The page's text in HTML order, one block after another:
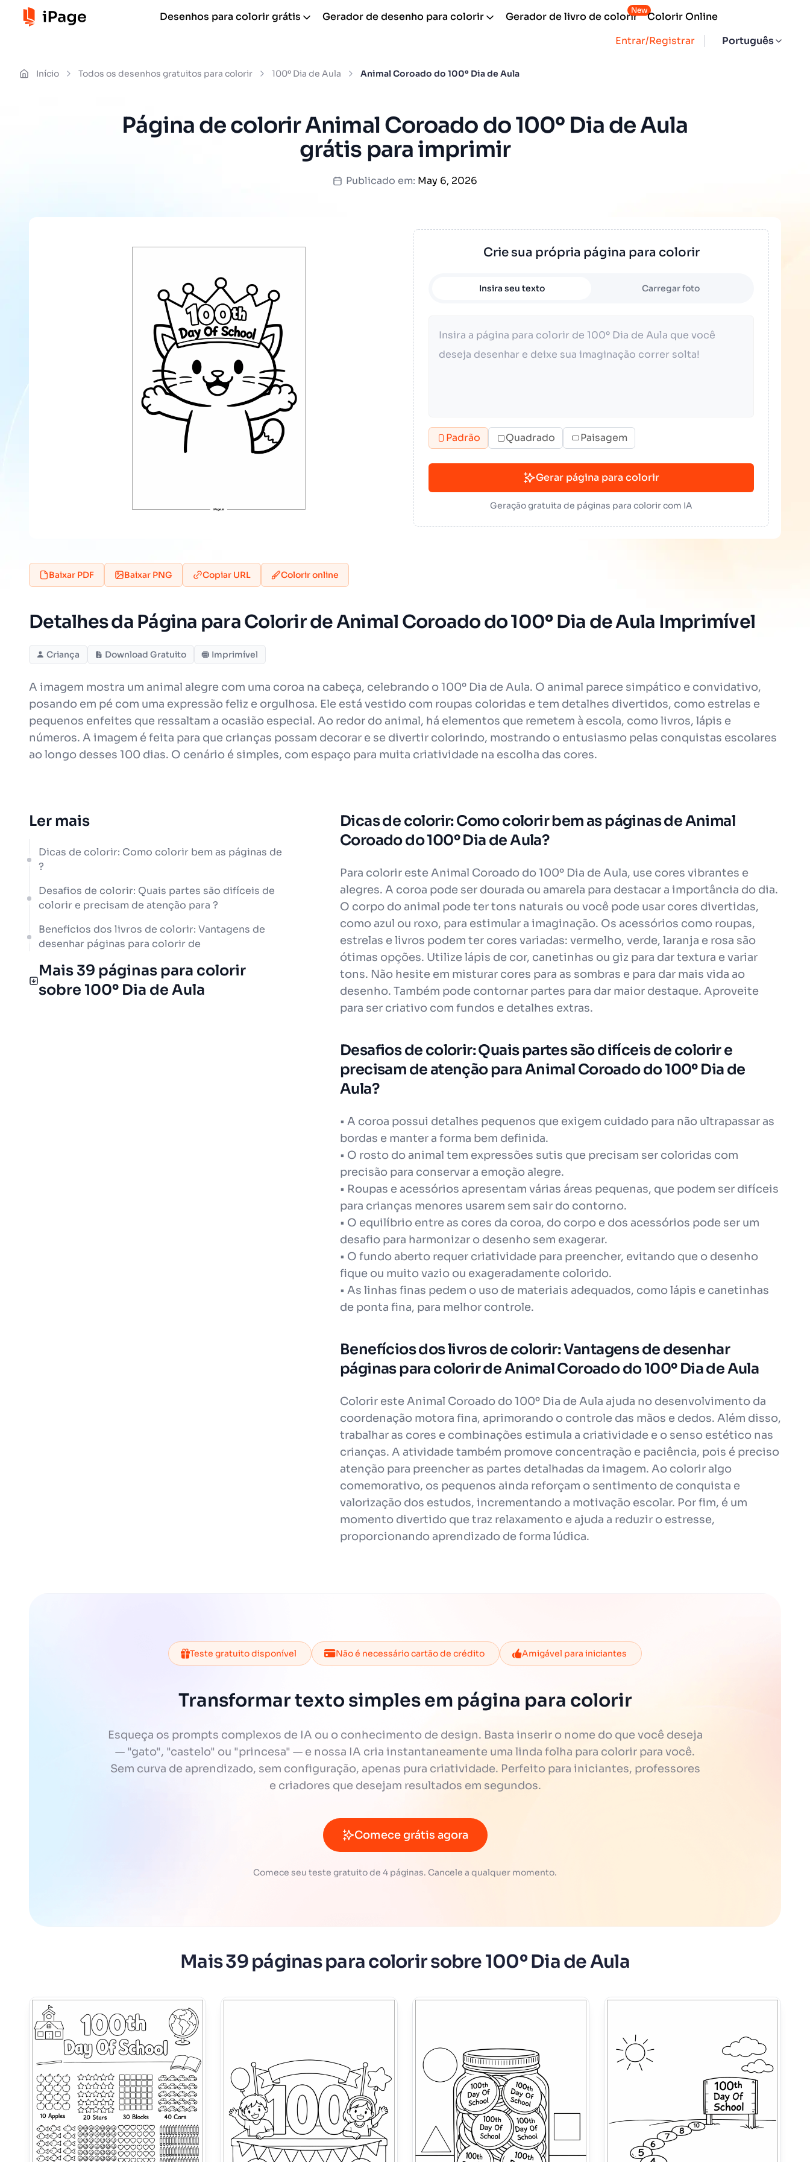
Entrar/Registrar Português
Desenhos para colorir grátis Gerador de desenho para colorir Gerador de livro de colorir
New
Colorir Online
Início Todos os desenhos gratuitos para colorir 100º Dia de Aula Animal Coroado do 100º Dia de Aula
Página de colorir Animal Coroado do 100º Dia de Aula
grátis para imprimir
Publicado em: May 6, 2026
Crie sua própria página para colorir
Insira seu texto Carregar foto
Padrão Quadrado Paisagem
Gerar página para colorir
Geração gratuita de páginas para colorir com IA
Baixar PDF Baixar PNG Copiar URL Colorir online
Detalhes da Página para Colorir de Animal Coroado do 100º Dia de Aula Imprimível
Criança Download Gratuito Imprimível
A imagem mostra um animal alegre com uma coroa na cabeça, celebrando o 100º Dia de Aula. O animal parece simpático e convidativo,
posando em pé com uma expressão feliz e orgulhosa. Ele está vestido com roupas coloridas e tem detalhes divertidos, como estrelas e
pequenos enfeites que ressaltam a ocasião especial. Ao redor do animal, há elementos que remetem à escola, como livros, lápis e
números. A imagem é feita para que crianças possam decorar e se divertir colorindo, mostrando o entusiasmo pelas conquistas escolares
ao longo desses 100 dias. O cenário é simples, com espaço para muita criatividade na escolha das cores.
Ler mais
Dicas de colorir: Como colorir bem as páginas de
?
Desafios de colorir: Quais partes são difíceis de
colorir e precisam de atenção para ?
Benefícios dos livros de colorir: Vantagens de
desenhar páginas para colorir de
Mais 39 páginas para colorir
sobre 100º Dia de Aula
Dicas de colorir: Como colorir bem as páginas de Animal
Coroado do 100º Dia de Aula?
Para colorir este Animal Coroado do 100º Dia de Aula, use cores vibrantes e
alegres. A coroa pode ser dourada ou amarela para destacar a importância do dia.
O corpo do animal pode ter tons naturais ou você pode usar cores divertidas,
como azul ou roxo, para estimular a imaginação. Os acessórios como roupas,
estrelas e livros podem ter cores variadas: vermelho, verde, laranja e rosa são
ótimas opções. Utilize lápis de cor, canetinhas ou giz para dar textura e variar
tons. Não hesite em misturar cores para as sombras e para dar mais vida ao
desenho. Também pode contornar partes para dar maior destaque. Aproveite
para ser criativo com fundos e detalhes extras.
Desafios de colorir: Quais partes são difíceis de colorir e
precisam de atenção para Animal Coroado do 100º Dia de
Aula?
• A coroa possui detalhes pequenos que exigem cuidado para não ultrapassar as
bordas e manter a forma bem definida.
• O rosto do animal tem expressões sutis que precisam ser coloridas com
precisão para conservar a emoção alegre.
• Roupas e acessórios apresentam várias áreas pequenas, que podem ser difíceis
para crianças menores usarem sem sair do contorno.
• O equilíbrio entre as cores da coroa, do corpo e dos acessórios pode ser um
desafio para harmonizar o desenho sem exagerar.
• O fundo aberto requer criatividade para preencher, evitando que o desenho
fique ou muito vazio ou exageradamente colorido.
• As linhas finas pedem o uso de materiais adequados, como lápis e canetinhas
de ponta fina, para melhor controle.
Benefícios dos livros de colorir: Vantagens de desenhar
páginas para colorir de Animal Coroado do 100º Dia de Aula
Colorir este Animal Coroado do 100º Dia de Aula ajuda no desenvolvimento da
coordenação motora fina, aprimorando o controle das mãos e dedos. Além disso,
trabalhar as cores e combinações estimula a criatividade e o senso estético nas
crianças. A atividade também promove concentração e paciência, pois é preciso
atenção para preencher as partes detalhadas da imagem. Ao colorir algo
comemorativo, os pequenos ainda reforçam o sentimento de conquista e
valorização dos estudos, incrementando a motivação escolar. Por fim, é um
momento divertido que traz relaxamento e ajuda a reduzir o estresse,
proporcionando aprendizado de forma lúdica.
Teste gratuito disponível Não é necessário cartão de crédito Amigável para iniciantes
Transformar texto simples em página para colorir
Esqueça os prompts complexos de IA ou o conhecimento de design. Basta inserir o nome do que você deseja
— "gato", "castelo" ou "princesa" — e nossa IA cria instantaneamente uma linda folha para colorir para você.
Sem curva de aprendizado, sem configuração, apenas pura criatividade. Perfeito para iniciantes, professores
e criadores que desejam resultados em segundos.
Comece grátis agora
Comece seu teste gratuito de 4 páginas. Cancele a qualquer momento.
Mais 39 páginas para colorir sobre 100º Dia de Aula